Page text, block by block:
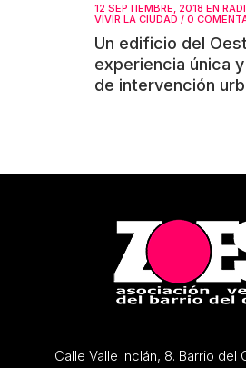
12 SEPTIEMBRE, 2018 EN
VIVIR LA CIUDAD / 0
Un edificio del
experiencia única
de intervención
Calle Valle Inclán, 8. Barrio del